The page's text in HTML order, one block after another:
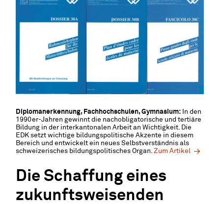
Diplomanerkennung, Fachhochschulen, Gymnasium: In den
1990er-Jahren gewinnt die nachobligatorische und tertiäre
Bildung in der interkantonalen Arbeit an Wichtigkeit. Die
EDK setzt wichtige bildungspolitische Akzente in diesem
Bereich und entwickelt ein neues Selbstverständnis als
schweizerisches bildungspolitisches Organ. Zum Artikel
Die Schaffung eines
zukunftsweisenden